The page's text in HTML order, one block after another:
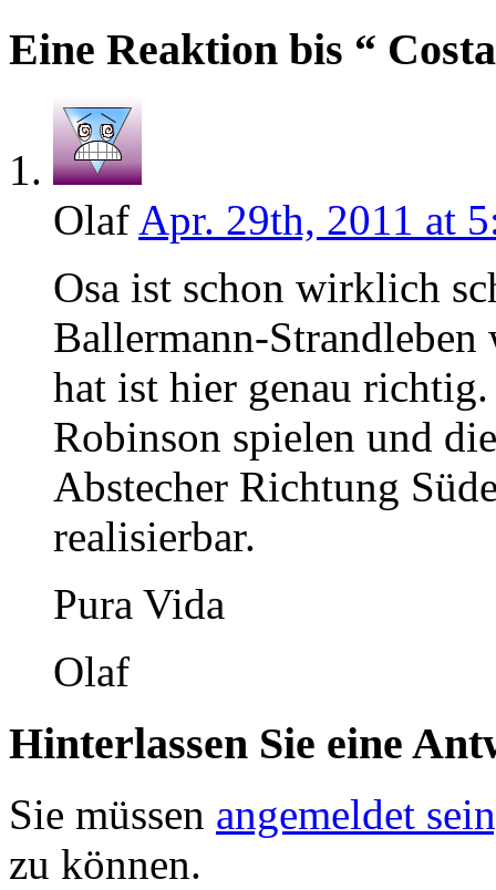
Eine Reaktion bis “
Olaf Apr. 29th, 2011 at
Osa ist schon wirklich
Ballermann-
hat ist hier genau
Robinson spielen und
Abstecher Richtung
realisierbar.
Pura Vida
Olaf
Hinterlassen Sie eine
Sie müssen angemeldet
zu können.